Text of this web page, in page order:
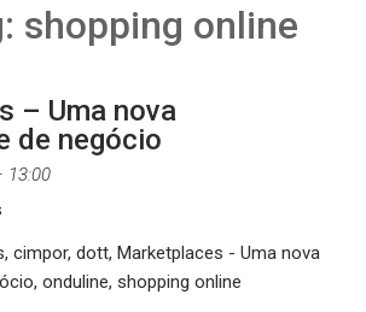
shopping online
– Uma nova
de negócio
13:00
,cimpor,dott,Marketplaces - Uma nova
,onduline,shopping online